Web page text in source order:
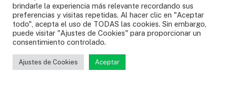
ESCUCHA TU RADIO FAVORITA
brindarle la experiencia más relevante recordando sus
preferencias y visitas repetidas. Al hacer clic en "Aceptar
todo", acepta el uso de TODAS las cookies. Sin embargo,
puede visitar "Ajustes de Cookies" para proporcionar un
consentimiento controlado.
Ajustes de Cookies Aceptar